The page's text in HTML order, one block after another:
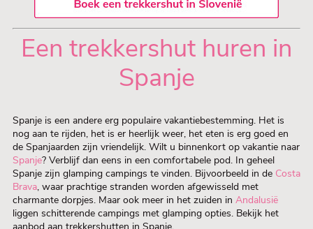
Een trekkershut huren in
Spanje
Spanje is een andere erg populaire vakantiebestemming. Het is
nog aan te rijden, het is er heerlijk weer, het eten is erg goed en
de Spanjaarden zijn vriendelijk. Wilt u binnenkort op vakantie naar
Spanje? Verblijf dan eens in een comfortabele pod. In geheel
Spanje zijn glamping campings te vinden. Bijvoorbeeld in de Costa
Brava, waar prachtige stranden worden afgewisseld met
charmante dorpjes. Maar ook meer in het zuiden in Andalusië
liggen schitterende campings met glamping opties. Bekijk het